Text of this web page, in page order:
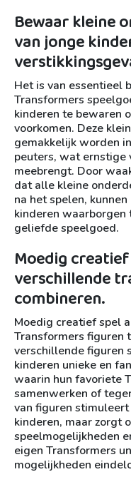
Bewaar kleine
van jonge
Het is van essentieel
Transformers
kinderen te bewaren
voorkomen. Deze
gemakkelijk worden
peuters, wat ernstige
meebrengt. Door
dat alle kleine
na het spelen,
kinderen
geliefde speelgoed.
Moedig
verschillende
combineren.
Moedig creatief spel
Transformers figuren
verschillende figuren
kinderen unieke en
waarin hun favoriete
samenwerken of
van figuren
kinderen, maar zorgt
speelmogelijkheden
eigen Transformers
mogelijkheden